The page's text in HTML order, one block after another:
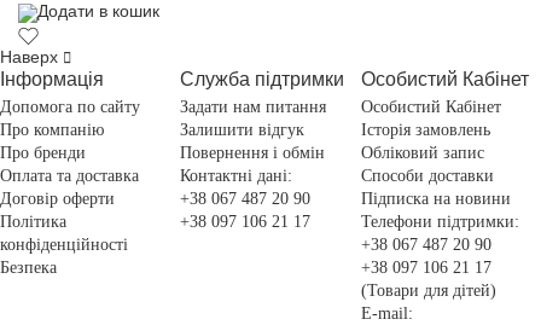
Додати в кошик
Наверх
Інформація
Допомога по сайту
Про компанію
Про бренди
Оплата та доставка
Договір оферти
Політика
конфіденційності
Безпека
Служба підтримки
Задати нам питання
Залишити відгук
Повернення і обмін
Контактні дані:
+38 067 487 20 90
+38 097 106 21 17
Особистий Кабінет
Особистий Кабінет
Історія замовлень
Обліковий запис
Способи доставки
Підписка на новини
Телефони підтримки:
+38 067 487 20 90
+38 097 106 21 17
(Товари для дітей)
E-mail: